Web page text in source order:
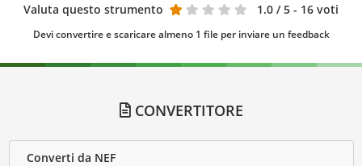
Valuta questo strumento 1.0 / 5 - 16 voti
Devi convertire e scaricare almeno 1 file per inviare un feedback
CONVERTITORE
Converti da NEF